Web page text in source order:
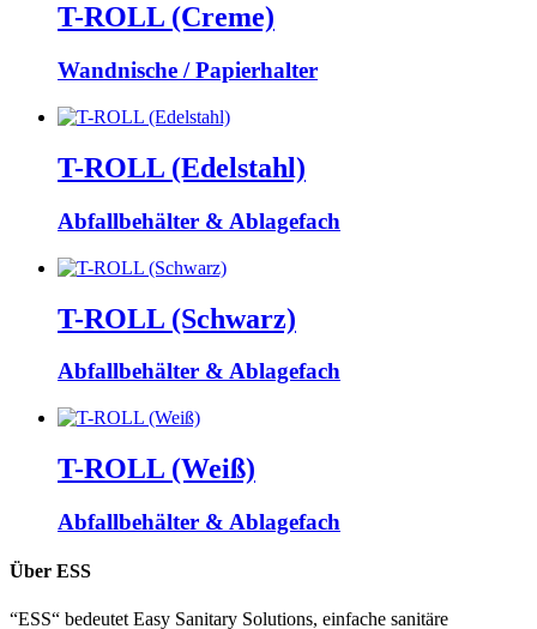
T-ROLL (Creme)
Wandnische / Papierhalter
T-ROLL (Edelstahl)
Abfallbehälter & Ablagefach
T-ROLL (Schwarz)
Abfallbehälter & Ablagefach
T-ROLL (Weiß)
Abfallbehälter & Ablagefach
Über ESS
“ESS“ bedeutet Easy Sanitary Solutions, einfache sanitäre